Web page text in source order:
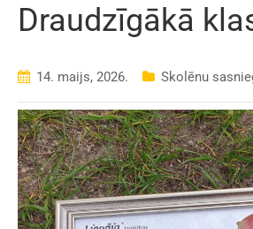
Draudzīgākā
14. maijs, 2026. Skolēnu